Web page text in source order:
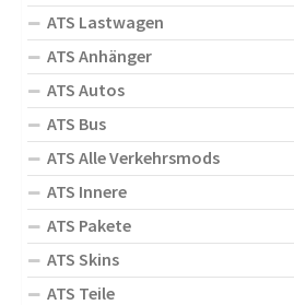
ATS Lastwagen
ATS Anhänger
ATS Autos
ATS Bus
ATS Alle Verkehrsmods
ATS Innere
ATS Pakete
ATS Skins
ATS Teile